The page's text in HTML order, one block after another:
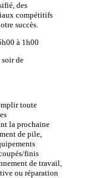
des
compétitifs
succès.
à 1h00
de
toute
la prochaine
de pile,
finis
de travail,
ou réparation